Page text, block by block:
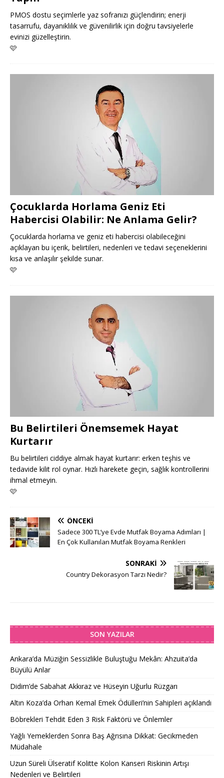
PMOS dostu seçimlerle yaz sofranızı güçlendirin; enerji
tasarrufu, dayanıklılık ve güvenilirlik için doğru tavsiyelerle
evinizi güzelleştirin.
🩷
Çocuklarda Horlama Geniz Eti
Habercisi Olabilir: Ne Anlama Gelir?
Çocuklarda horlama ve geniz eti habercisi olabileceğini
açıklayan bu içerik, belirtileri, nedenleri ve tedavi seçeneklerini
kısa ve anlaşılır şekilde sunar.
🩷
Bu Belirtileri Önemsemek Hayat
Kurtarır
Bu belirtileri ciddiye almak hayat kurtarır: erken teşhis ve
tedavide kilit rol oynar. Hızlı harekete geçin, sağlık kontrollerini
ihmal etmeyin.
🩷
ÖNCEKI
Sadece 300 TL’ye Evde Mutfak Boyama Adımları |
En Çok Kullanılan Mutfak Boyama Renkleri
SONRAKI
Country Dekorasyon Tarzı Nedir?
SON YAZILAR
Ankara’da Müziğin Sessizlikle Buluştuğu Mekân: Ahzuita’da
Büyülü Anlar
Didim’de Sabahat Akkıraz ve Hüseyin Uğurlu Rüzgarı
Altın Koza’da Orhan Kemal Emek Ödülleri’nin Sahipleri açıklandı
Böbrekleri Tehdit Eden 3 Risk Faktörü ve Önlemler
Yağlı Yemeklerden Sonra Baş Ağrısına Dikkat: Gecikmeden
Müdahale
Uzun Süreli Ülseratif Kolitte Kolon Kanseri Riskinin Artışı
Nedenleri ve Belirtileri